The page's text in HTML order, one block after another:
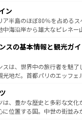
トスカーナの美しい田園風景
、自然景観も見逃せない。観
パスタなど、絶品のイタリア
くれるイタリアで、忘れられ
新着のイタリア情報は
ン
ア半島のほぼ80％を占める
中海沿岸から雄大なピレネー
根付くこの国では、情熱的な
牛、そして美味しいタパスが
都マドリードの洗練された雰
に溢れた街角から、地方では
地方によって風土や気候が異
性で訪れる人を
ツ一覧を参照してほしい。
スの基本情報と観光ガ
スは、世界中の旅行者を魅了
光地だ。首都パリのエッフェ
広い魅力が詰まっている。華
美しいビーチ、そして豊かな
了する。また、フランスは美
は、豊かな歴史と多彩な文
に位置する国。中世の街並み